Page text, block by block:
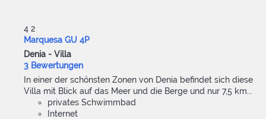
4 2
Marquesa GU 4P
Denia - Villa
3 Bewertungen
In einer der schönsten Zonen von Denia befindet sich diese
Villa mit Blick auf das Meer und die Berge und nur 7,5 km...
privates Schwimmbad
Internet